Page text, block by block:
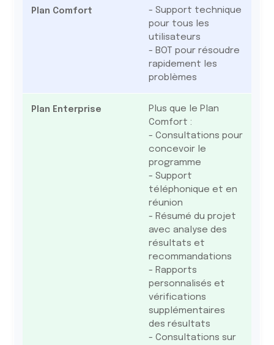
- Support technique
pour tous les
utilisateurs
- BOT pour résoudre
rapidement les
problèmes
Plus que le Plan
Comfort :
- Consultations pour
concevoir le
programme
- Support
téléphonique et en
réunion
- Résumé du projet
avec analyse des
résultats et
recommandations
- Rapports
personnalisés et
vérifications
supplémentaires
des résultats
- Consultations sur